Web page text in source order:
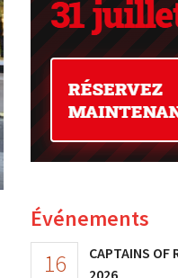
Événements
16
CAPTAINS OF